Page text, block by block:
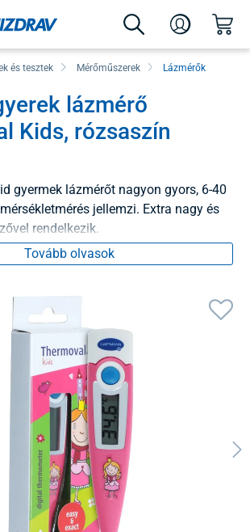
és tesztek Mérőműszerek Lázmérők
lázmérő
Kids, rózsaszín
gyermek lázmérőt nagyon gyors, 6-40
jellemzi. Extra nagy és
rendelkezik.
Tovább olvasok